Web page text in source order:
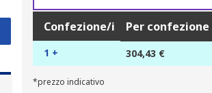
Confezione/i Per confezione
1 + 304,43 €
*prezzo indicativo